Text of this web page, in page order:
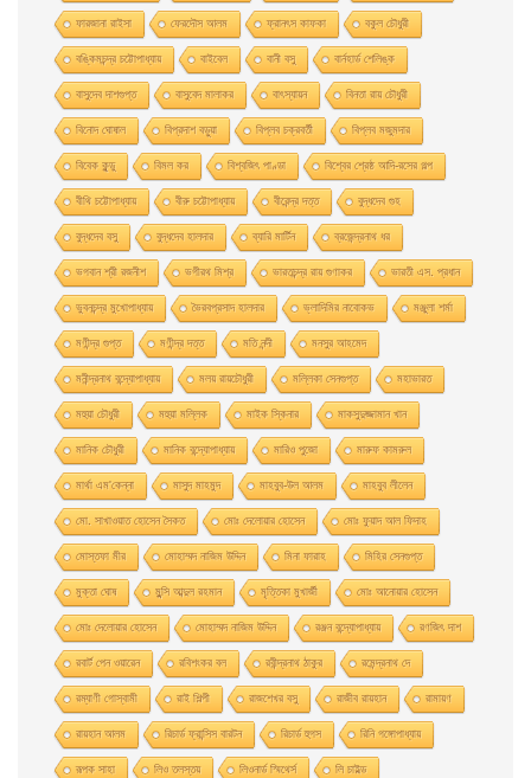
ফারজানা রাইসা ফেরদৌস আলম ফ্রানৎস কাফকা বকুল চৌধুরী
বঙ্কিমচন্দ্র চট্টোপাধ্যায় বাইবেল বানী বসু বার্নহার্ড শেলিঙ্ক
বাসুদেব দাশগুপ্ত বাসুবেদ মালাকর বাৎস্যায়ন বিনতা রায় চৌধুরী
বিনোদ ঘোষাল বিপ্রদাশ বড়ুয়া বিপ্লব চক্রবর্তী বিপ্লব মজুমদার
বিবেক কুন্ডু বিমল কর বিশ্বজিৎ পাণ্ডা বিশ্বের শ্রেষ্ঠ আদি-রসের গল্প
বীথি চট্টোপাধ্যায় বীরু চট্টোপাধ্যায় বীরেন্দ্র দত্ত বুদ্ধদেব গুহ
বুদ্ধদেব বসু বুদ্ধদেব হালদার ব্যারি মার্টিন ব্রজেন্দ্রনাথ ধর
ভগবান শ্রী রজনীশ ভগীরথ মিশ্র ভারতচন্দ্র রায় গুণাকর ভারতী এস. প্রধান
ভুবনচন্দ্র মুখোপাধ্যায় ভৈরবপ্রসাদ হালদার ভ্লাদিমির নাবোকভ মঞ্জুলা শর্মা
মণীন্দ্র গুপ্ত মণীন্দ্র দত্ত মতি নন্দী মনসুর আহমেদ
মনীন্দ্রনাথ বন্দ্যোপাধ্যায় মলয় রায়চৌধুরী মল্লিকা সেনগুপ্ত মহাভারত
মহুয়া চৌধুরী মহুয়া মল্লিক মাইক স্কিনার মাকসুদুজ্জামান খান
মানিক চৌধুরী মানিক বন্দ্যোপাধ্যায় মারিও পুজো মারুফ কামরুল
মার্থা এম'কেন্না মাসুদ মাহমুদ মাহবুব-উল আলম মাহবুব লীলেন
মাে. সাখাওয়াত হােসেন সৈকত মােঃ দেলােয়ার হােসেন মােঃ ফুয়াদ আল ফিদাহ
মােস্তফা মীর মােহাম্মদ নাজিম উদ্দিন মিনা ফারাহ মিহির সেনগুপ্ত
মুক্তা ঘোষ মুন্সি আব্দুল রহমান মৃত্তিকা মুখার্জী মোঃ আনোয়ার হোসেন
মোঃ দেলোয়ার হােসেন মোহাম্মদ নাজিম উদ্দিন রঞ্জন বন্দ্যোপাধ্যায় রণজিৎ দাশ
রবার্ট পেন ওয়ারেন রবিশংকর বল রবীন্দ্রনাথ ঠাকুর রমেন্দ্রনাথ দে
রম্যাণী গোস্বামী রাই শিল্পী রাজশেখর বসু রাজীব রায়হান রামায়ণ
রায়হান আলম রিচার্ড ফ্রান্সিস বারটন রিচার্ড হুগস রিনি গঙ্গোপাধ্যায়
রূপক সাহা লিও তলস্তয় লিওনার্ড স্মিথের্স লি চাইল্ড